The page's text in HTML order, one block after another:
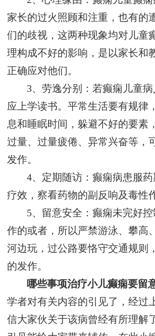
家长的过火照顾和注重，也有的
们的歧视，这两种现象均对儿童
理构成不好的影响，是以家长和
正确应对他们。
3、劳逸分别：若癫痫儿童病
应上学读书。平常生活要有规律
息和睡眠时间，躲避不好的要素
过量、过量疲倦、异常兴奋等，
发作。
4、定期随访：癫痫病患服
疗效，察看药物的副反响及毒性
5、留意安全：癫痫未完好
作的或者，所以严禁游泳、攀高
河边玩，过公路要恪守交通规则
的发作。
哪些事项治疗小儿癫痫要留
学者对有关内容的引见了，经过
信大家伙关于该病曾经有所理解